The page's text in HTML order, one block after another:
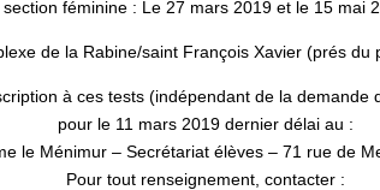
section féminine : Le 27 mars 2019 et le 15 mai
de la Rabine/saint François Xavier (prés du
à ces tests (indépendant de la demande
pour le 11 mars 2019 dernier délai au :
le Ménimur – Secrétariat élèves – 71 rue de
Pour tout renseignement, contacter :